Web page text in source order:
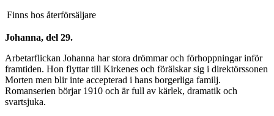
Finns hos återförsäljare
Johanna, del 29.
Arbetarflickan Johanna har stora drömmar och förhoppningar inför
framtiden. Hon flyttar till Kirkenes och förälskar sig i direktörssonen
Morten men blir inte accepterad i hans borgerliga familj.
Romanserien börjar 1910 och är full av kärlek, dramatik och
svartsjuka.